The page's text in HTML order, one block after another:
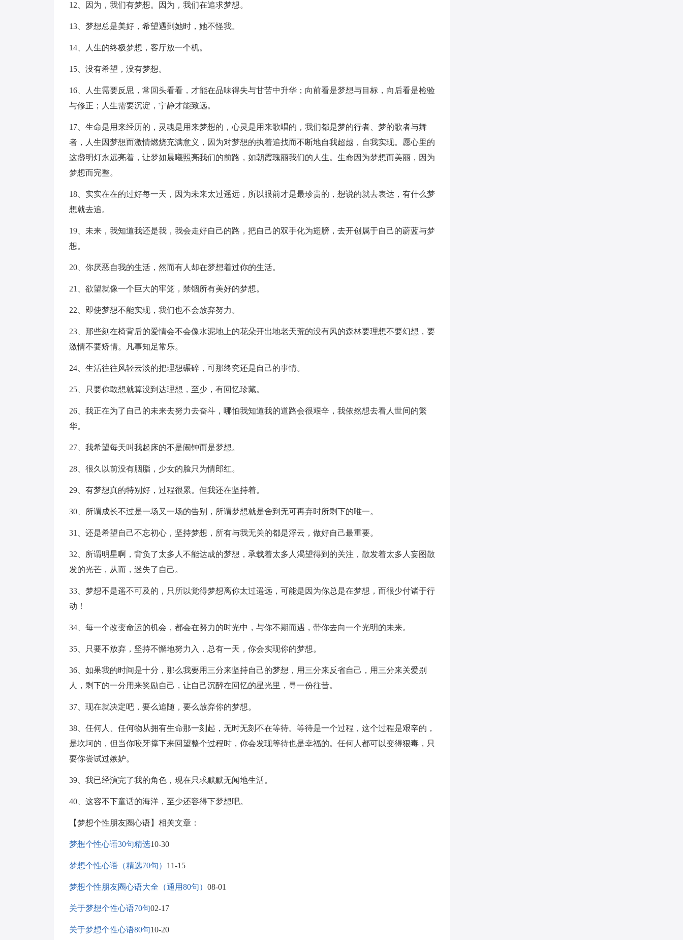
12、因为，我们有梦想。因为，我们在追求梦想。
13、梦想总是美好，希望遇到她时，她不怪我。
14、人生的终极梦想，客厅放一个机。
15、没有希望，没有梦想。
16、人生需要反思，常回头看看，才能在品味得失与甘苦中升华；向前看是梦想与目标，向后看是检验
与修正；人生需要沉淀，宁静才能致远。
17、生命是用来经历的，灵魂是用来梦想的，心灵是用来歌唱的，我们都是梦的行者、梦的歌者与舞
者，人生因梦想而激情燃烧充满意义，因为对梦想的执着追找而不断地自我超越，自我实现。愿心里的
这盏明灯永远亮着，让梦如晨曦照亮我们的前路，如朝霞瑰丽我们的人生。生命因为梦想而美丽，因为
梦想而完整。
18、实实在在的过好每一天，因为未来太过遥远，所以眼前才是最珍贵的，想说的就去表达，有什么梦
想就去追。
19、未来，我知道我还是我，我会走好自己的路，把自己的双手化为翅膀，去开创属于自己的蔚蓝与梦
想。
20、你厌恶自我的生活，然而有人却在梦想着过你的生活。
21、欲望就像一个巨大的牢笼，禁锢所有美好的梦想。
22、即使梦想不能实现，我们也不会放弃努力。
23、那些刻在椅背后的爱情会不会像水泥地上的花朵开出地老天荒的没有风的森林要理想不要幻想，要
激情不要矫情。凡事知足常乐。
24、生活往往风轻云淡的把理想碾碎，可那终究还是自己的事情。
25、只要你敢想就算没到达理想，至少，有回忆珍藏。
26、我正在为了自己的未来去努力去奋斗，哪怕我知道我的道路会很艰辛，我依然想去看人世间的繁
华。
27、我希望每天叫我起床的不是闹钟而是梦想。
28、很久以前没有胭脂，少女的脸只为情郎红。
29、有梦想真的特别好，过程很累。但我还在坚持着。
30、所谓成长不过是一场又一场的告别，所谓梦想就是舍到无可再弃时所剩下的唯一。
31、还是希望自己不忘初心，坚持梦想，所有与我无关的都是浮云，做好自己最重要。
32、所谓明星啊，背负了太多人不能达成的梦想，承载着太多人渴望得到的关注，散发着太多人妄图散
发的光芒，从而，迷失了自己。
33、梦想不是遥不可及的，只所以觉得梦想离你太过遥远，可能是因为你总是在梦想，而很少付诸于行
动！
34、每一个改变命运的机会，都会在努力的时光中，与你不期而遇，带你去向一个光明的未来。
35、只要不放弃，坚持不懈地努力入，总有一天，你会实现你的梦想。
36、如果我的时间是十分，那么我要用三分来坚持自己的梦想，用三分来反省自己，用三分来关爱别
人，剩下的一分用来奖励自己，让自己沉醉在回忆的星光里，寻一份往昔。
37、现在就决定吧，要么追随，要么放弃你的梦想。
38、任何人、任何物从拥有生命那一刻起，无时无刻不在等待。等待是一个过程，这个过程是艰辛的，
是坎坷的，但当你咬牙撑下来回望整个过程时，你会发现等待也是幸福的。任何人都可以变得狠毒，只
要你尝试过嫉妒。
39、我已经演完了我的角色，现在只求默默无闻地生活。
40、这容不下童话的海洋，至少还容得下梦想吧。
【梦想个性朋友圈心语】相关文章：
梦想个性心语30句精选10-30
梦想个性心语（精选70句） 11-15
梦想个性朋友圈心语大全（通用80句） 08-01
关于梦想个性心语70句02-17
关于梦想个性心语80句10-20